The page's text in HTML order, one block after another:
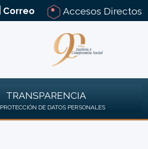
Correo Accesos Directos
TRANSPARENCIA
PROTECCIÓN DE DATOS PERSONALES